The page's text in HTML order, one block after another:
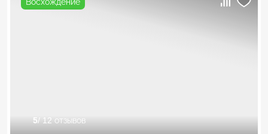
5/ 12 отзывов